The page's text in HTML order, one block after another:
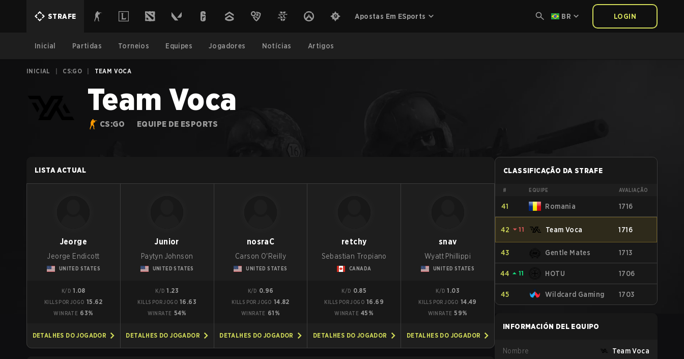
STRAFE Apostas Em ESports BR LOGIN
Inicial Partidas Torneios Equipes Jogadores Notícias Artigos
INICIAL CS:GO TEAM VOCA
Team Voca
CS:GO EQUIPE DE ESPORTS
LISTA ACTUAL
Jeorge
Jeorge Endicott
UNITED STATES
K/D 1.08
KILLS POR JOGO 15.62
WINRATE 63%
DETALHES DO JOGADOR
Junior
Paytyn Johnson
UNITED STATES
K/D 1.23
KILLS POR JOGO 16.63
WINRATE 54%
DETALHES DO JOGADOR
nosraC
Carson O'Reilly
UNITED STATES
K/D 0.96
KILLS POR JOGO 14.82
WINRATE 61%
DETALHES DO JOGADOR
retchy
Sebastian Tropiano
CANADA
K/D 0.85
KILLS POR JOGO 16.69
WINRATE 45%
DETALHES DO JOGADOR
snav
Wyatt Phillippi
UNITED STATES
K/D 1.03
KILLS POR JOGO 14.49
WINRATE 59%
DETALHES DO JOGADOR
CLASSIFICAÇÃO DA STRAFE
# EQUIPE AVALIAÇÃO
41 Romania 1716
42 ⏷ 11 Team Voca 1716
43 Gentle Mates 1713
44 ⏶ 11 HOTU 1706
45 Wildcard Gaming 1703
INFORMACIÓN DEL EQUIPO
Nombre Team Voca